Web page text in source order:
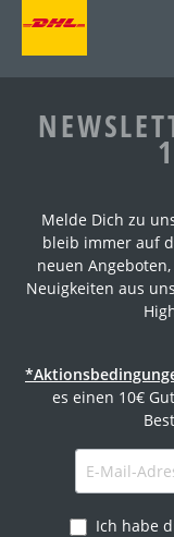
Melde Dich zu
bleib immer auf
neuen
Neuigkeiten aus
es einen 10€
Ich habe